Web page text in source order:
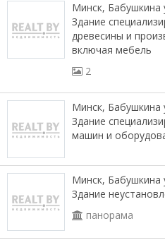
Минск, Бабушкина
Здание
древесины и
включая мебель
2
Минск, Бабушкина
Здание
машин и
Минск, Бабушкина
Здание
панорама